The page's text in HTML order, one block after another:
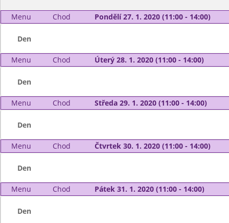
Menu Chod Pondělí 27. 1. 2020 (11:00 - 14:00)
Den
Menu Chod Úterý 28. 1. 2020 (11:00 - 14:00)
Den
Menu Chod Středa 29. 1. 2020 (11:00 - 14:00)
Den
Menu Chod Čtvrtek 30. 1. 2020 (11:00 - 14:00)
Den
Menu Chod Pátek 31. 1. 2020 (11:00 - 14:00)
Den